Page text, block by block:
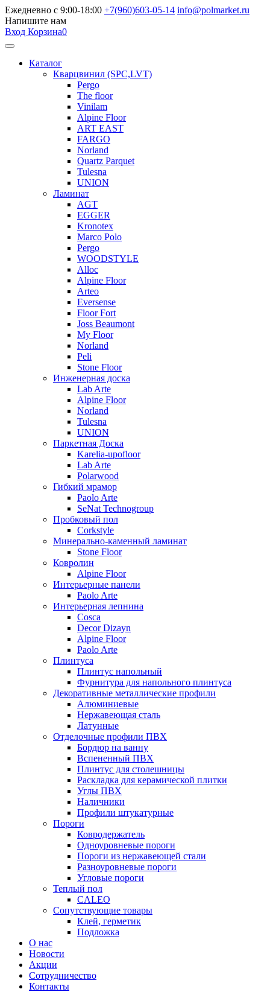
Ежедневно с 9:00-18:00 +7(960)603-05-14 info@polmarket.ru
Напишите нам
Вход Корзина0
Каталог
Кварцвинил (SPC,LVT)
Pergo
The floor
Vinilam
Alpine Floor
ART EAST
FARGO
Norland
Quartz Parquet
Tulesna
UNION
Ламинат
AGT
EGGER
Kronotex
Marco Polo
Pergo
WOODSTYLE
Alloc
Alpine Floor
Arteo
Eversense
Floor Fort
Joss Beaumont
My Floor
Norland
Peli
Stone Floor
Инженерная доска
Lab Arte
Alpine Floor
Norland
Tulesna
UNION
Паркетная Доска
Karelia-upofloor
Lab Arte
Polarwood
Гибкий мрамор
Paolo Arte
SeNat Technogroup
Пробковый пол
Corkstyle
Минерально-каменный ламинат
Stone Floor
Ковролин
Alpine Floor
Интерьерные панели
Paolo Arte
Интерьерная лепнина
Cosca
Decor Dizayn
Alpine Floor
Paolo Arte
Плинтуса
Плинтус напольный
Фурнитура для напольного плинтуса
Декоративные металлические профили
Алюминиевые
Нержавеющая сталь
Латунные
Отделочные профили ПВХ
Бордюр на ванну
Вспененный ПВХ
Плинтус для столешницы
Раскладка для керамической плитки
Углы ПВХ
Наличники
Профили штукатурные
Пороги
Ковродержатель
Одноуровневые пороги
Пороги из нержавеющей стали
Разноуровневые пороги
Угловые пороги
Теплый пол
CALEO
Сопутствующие товары
Клей, герметик
Подложка
О нас
Новости
Акции
Сотрудничество
Контакты